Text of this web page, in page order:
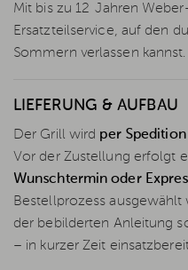
Mit bis zu 12 Jahren
Ersatzteilservice, auf den
Sommern verlassen kannst.
LIEFERUNG & AUFBAU
Der Grill wird per Spedition
Vor der Zustellung erfolgt
Wunschtermin oder
Bestellprozess
der bebilderten Anleitung
– in kurzer Zeit